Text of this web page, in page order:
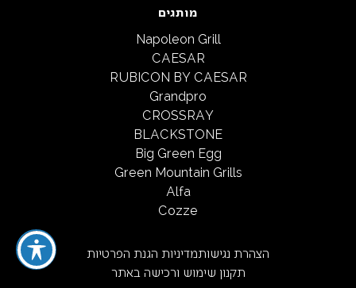
מותגים
Napoleon Grill
CAESAR
RUBICON BY CAESAR
Grandpro
CROSSRAY
BLACKSTONE
Big Green Egg
Green Mountain Grills
Alfa
Cozze
הצהרת נגישותמדיניות הגנת הפרטיות
תקנון שימוש ורכישה באתר